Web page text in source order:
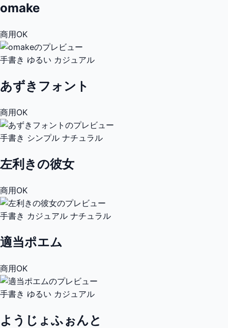
omake
商用OK
手書き ゆるい カジュアル
あずきフォント
商用OK
手書き シンプル ナチュラル
左利きの彼女
商用OK
手書き カジュアル ナチュラル
適当ポエム
商用OK
手書き ゆるい カジュアル
ようじょふぉんと